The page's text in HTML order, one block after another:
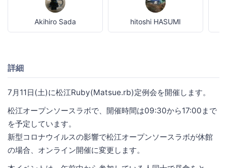
Akihiro Sada hitoshi HASUMI
詳細
7月11日(土)に松江Ruby(Matsue.rb)定例会を開催します。
松江オープンソースラボで、開催時間は09:30から17:00まで
を予定しています。
新型コロナウイルスの影響で松江オープンソースラボが休館
の場合、オンライン開催に変更します。